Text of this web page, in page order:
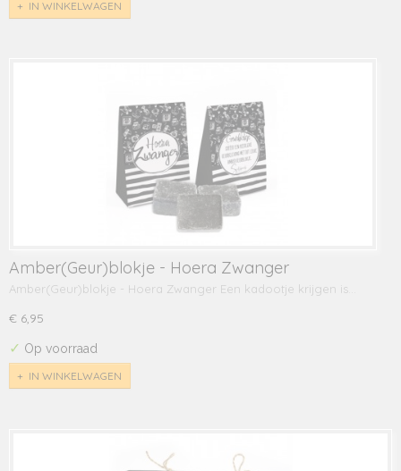
IN WINKELWAGEN
Amber(Geur)blokje - Hoera Zwanger
Amber(Geur)blokje - Hoera Zwanger Een kadootje krijgen is…
€ 6,95
✓ Op voorraad
IN WINKELWAGEN